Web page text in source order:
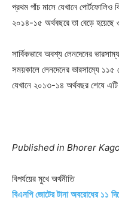
প্রথম পাঁচ মাসে যেখানে পোর্টফোলিও
২০১৪-১৫ অর্থবছরে তা বেড়ে
সার্বিকভাবে অবশ্য লেনদেনের
সময়কালে লেনদেনের ভারসাম্যে
যেখানে ২০১৩-১৪ অর্থবছর শেষে
Published in Bhorer
বিপর্যয়ের মুখে অর্থনীতি
বিএনপি জোটের টানা অবরোধের ১১